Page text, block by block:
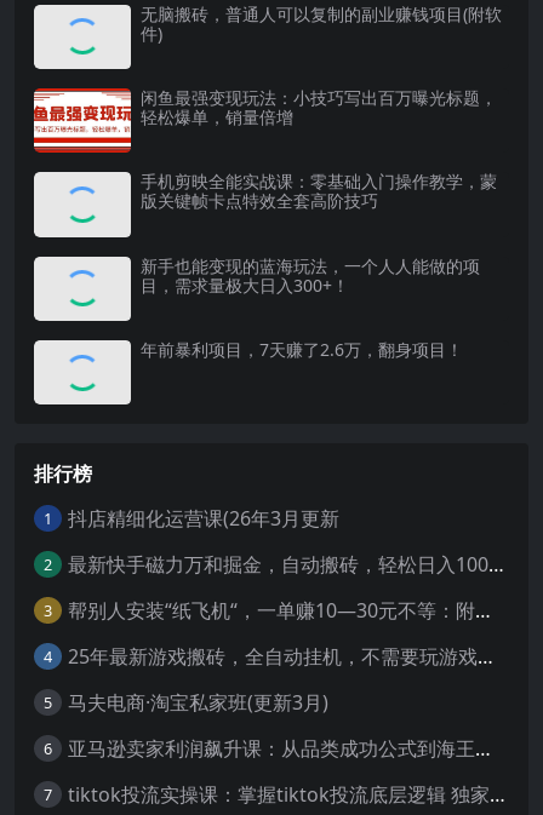
无脑搬砖，普通人可以复制的副业赚钱项目(附软
件)
闲鱼最强变现玩法：小技巧写出百万曝光标题，
轻松爆单，销量倍增
手机剪映全能实战课：零基础入门操作教学，蒙
版关键帧卡点特效全套高阶技巧
新手也能变现的蓝海玩法，一个人人能做的项
目，需求量极大日入300+！
年前暴利项目，7天赚了2.6万，翻身项目！
排行榜
1 抖店精细化运营课(26年3月更新
2 最新快手磁力万和掘金，自动搬砖，轻松日入100-200，操作简单
3 帮别人安装“纸飞机“，一单赚10—30元不等：附：免费节点
4 25年最新游戏搬砖，全自动挂机，不需要玩游戏，单手机操作日入300+
5 马夫电商·淘宝私家班(更新3月)
6 亚马逊卖家利润飙升课：从品类成功公式到海王打法，让每个SKU都成爆款一路飙升(更新26年3月
7 tiktok投流实操课：掌握tiktok投流底层逻辑 独家TK投流玩法